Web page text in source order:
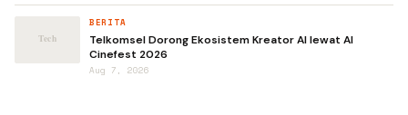
BERITA
Telkomsel Dorong Ekosistem Kreator AI lewat AI
Cinefest 2026
Aug 7, 2026